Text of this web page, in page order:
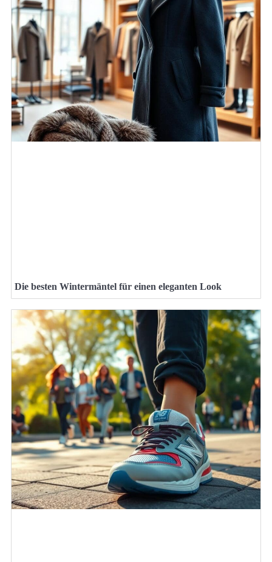
Die besten Wintermäntel für einen eleganten Look